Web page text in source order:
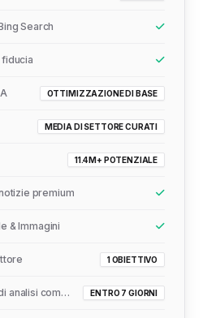
Search
OTTIMIZZAZIONE DI BASE
MEDIA DI SETTORE CURATI
11.4M+ POTENZIALE
premium
& Immagini
1 OBIETTIVO
Consegna del rapporto di analisi completo ENTRO 7 GIORNI